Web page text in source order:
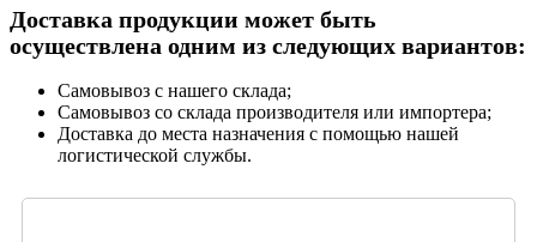
Доставка продукции может быть
осуществлена одним из следующих вариантов:
Самовывоз с нашего склада;
Самовывоз со склада производителя или импортера;
Доставка до места назначения с помощью нашей
логистической службы.